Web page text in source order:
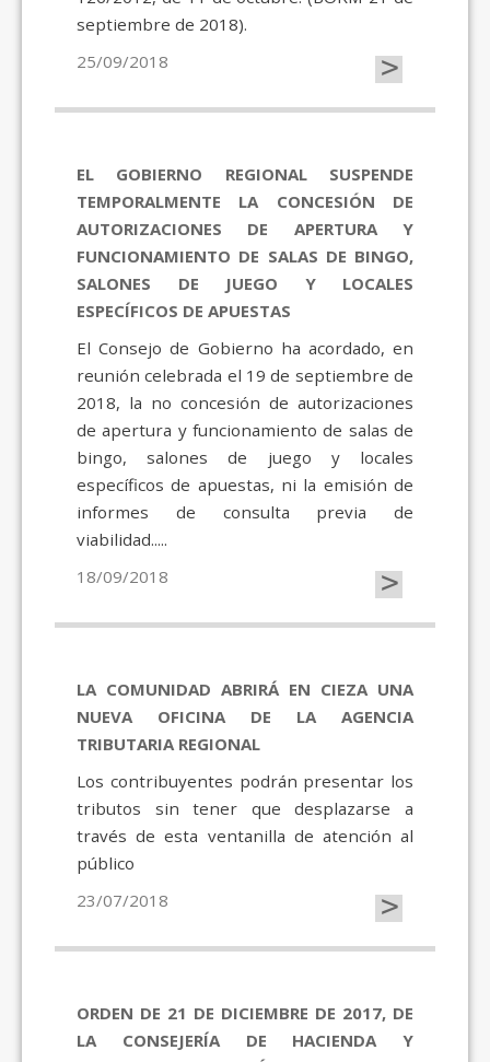
septiembre de 2018).
25/09/2018
>
EL GOBIERNO REGIONAL SUSPENDE
TEMPORALMENTE LA CONCESIÓN DE
AUTORIZACIONES DE APERTURA Y
FUNCIONAMIENTO DE SALAS DE BINGO,
SALONES DE JUEGO Y LOCALES
ESPECÍFICOS DE APUESTAS
El Consejo de Gobierno ha acordado, en
reunión celebrada el 19 de septiembre de
2018, la no concesión de autorizaciones
de apertura y funcionamiento de salas de
bingo, salones de juego y locales
específicos de apuestas, ni la emisión de
informes de consulta previa de
viabilidad.....
18/09/2018
>
LA COMUNIDAD ABRIRÁ EN CIEZA UNA
NUEVA OFICINA DE LA AGENCIA
TRIBUTARIA REGIONAL
Los contribuyentes podrán presentar los
tributos sin tener que desplazarse a
través de esta ventanilla de atención al
público
23/07/2018
>
ORDEN DE 21 DE DICIEMBRE DE 2017, DE
LA CONSEJERÍA DE HACIENDA Y